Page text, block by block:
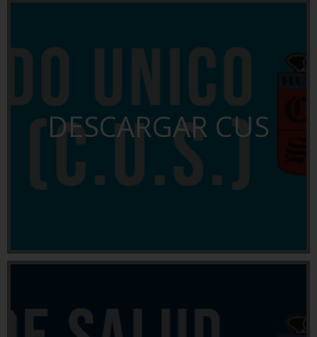
DESCARGAR CUS